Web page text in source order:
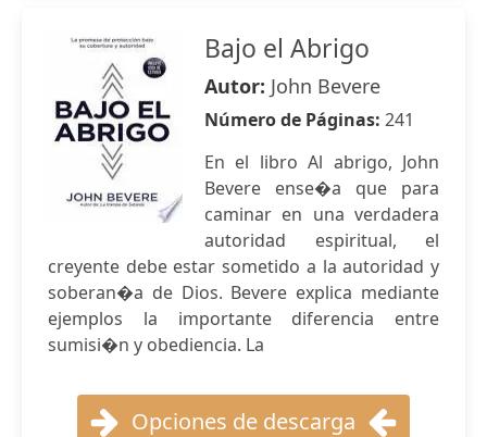
Bajo el Abrigo
Autor: John Bevere
Número de Páginas: 241
En el libro Al abrigo, John
Bevere ense�a que para
caminar en una verdadera
autoridad espiritual, el
creyente debe estar sometido a la autoridad y
soberan�a de Dios. Bevere explica mediante
ejemplos la importante diferencia entre
sumisi�n y obediencia. La
Opciones de descarga